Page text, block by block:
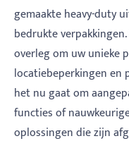
gemaakte heavy-duty
bedrukte
overleg om uw unieke
locatiebeperkingen en
het nu gaat om
functies of
oplossingen die zijn